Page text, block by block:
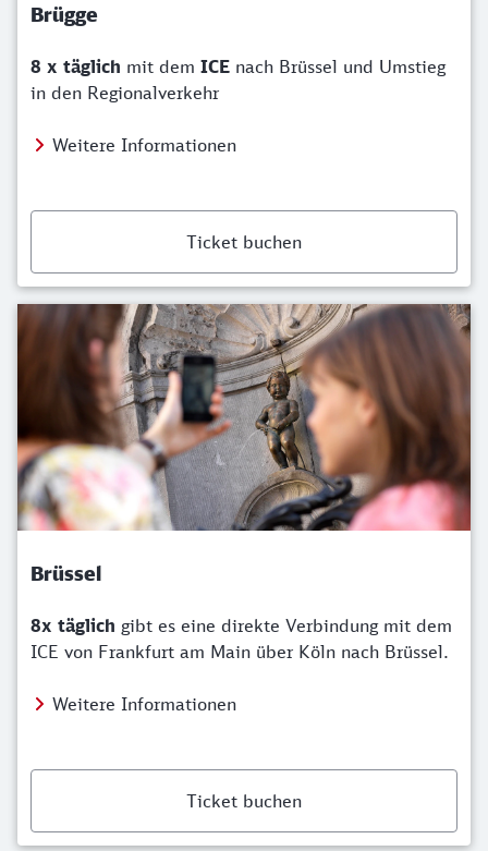
Brügge
8 x täglich mit dem ICE nach Brüssel und Umstieg
in den Regionalverkehr
Weitere Informationen
Ticket buchen
Brüssel
8x täglich gibt es eine direkte Verbindung mit dem
ICE von Frankfurt am Main über Köln nach Brüssel.
Weitere Informationen
Ticket buchen